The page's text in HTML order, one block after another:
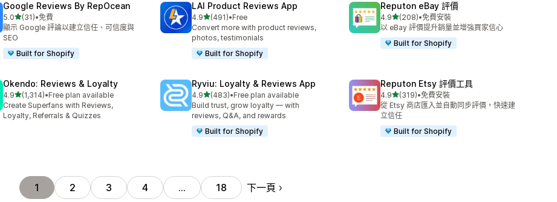
Google Reviews By RepOcean
5.0滿分 5 顆星
(31)
共有 31 則評價
•免費
顯示 Google 評論以建立信任、可信度與
SEO
Built for Shopify
LAI Product Reviews App
4.9滿分 5 顆星
(491)
共有 491 則評價
•Free
Convert more with product reviews,
photos, testimonials
Built for Shopify
Reputon eBay 評價
4.9滿分 5 顆星
(208)
共有 208 則評價
•免費安裝
以 eBay 評價提升銷量並增強買家信心
Built for Shopify
Okendo: Reviews & Loyalty
4.9滿分 5 顆星
(1,314)
共有 1314 則評價
•Free plan available
Create Superfans with Reviews,
Loyalty, Referrals & Quizzes
Ryviu: Loyalty & Reviews App
4.9滿分 5 顆星
(483)
共有 483 則評價
•Free plan available
Build trust, grow loyalty — with
reviews, Q&A, and rewards
Built for Shopify
Reputon Etsy 評價工具
4.9滿分 5 顆星
(319)
共有 319 則評價
•免費安裝
從 Etsy 商店匯入並自動同步評價，快速建
立信任
Built for Shopify
1 2 3 4 … 18 下一頁